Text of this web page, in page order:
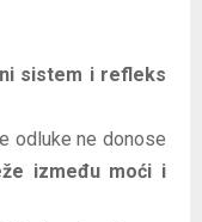
sistem i refleks
odluke ne donose
između moći i